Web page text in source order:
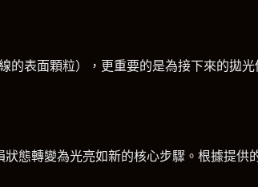
表面顆粒），更重要的是為接下來的拋
態轉變為光亮如新的核心步驟。根據提供